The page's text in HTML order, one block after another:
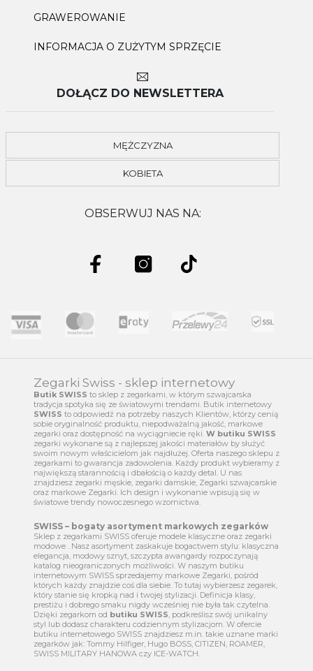
USŁUGI
SERWIS i REKLAMACJE
B2B - KLIENT BIZNESOWY
DODATKOWY ROK GWARANCJI
KOBIETA
OBSERWUJ NAS NA:
Zegarki Swiss - sklep internetowy
Butik SWISSto sklep z zegarkami, w którym szwajcarska
tradycja spotyka się ze światowymi trendami. Butik internetowy
SWISSto odpowiedź na potrzeby naszych Klientów, którzy cenią
sobie oryginalność produktu, niepodważalną jakość, markowe
zegarki oraz dostępność na wyciągniecie ręki. W butiku SWISS
zegarki wykonane są z najlepszej jakości materiałów by służyć
swoim nowym właścicielom jak najdłużej. Oferta naszego sklepu z